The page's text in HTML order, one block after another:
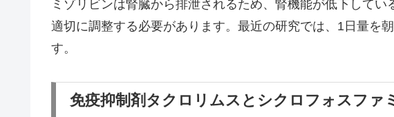
ミゾリビンは腎臓から排泄されるため、腎機能が低下して
適切に調整する必要があります。最近の研究では、1日量を
す。
免疫抑制剤タクロリムスとシクロフォスファ